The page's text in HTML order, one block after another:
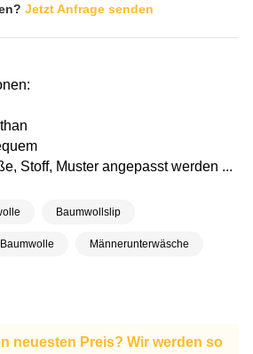
Jetzt Anfrage senden
Stoff, Muster angepasst werden ...
Baumwollslip
Männerunterwäsche
neuesten Preis? Wir werden so